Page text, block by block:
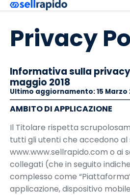
Integrations
Offer
English
Customer support
Login
Privacy
Informativa sulla
maggio 2018
Ultimo aggiornamento: 15 Marzo
AMBITO DI APPLICAZIONE
Il Titolare rispetta
tutti gli utenti che accedono al
www.www.sellrapido.com o ai
collegati (che in seguito
complesso come
applicazione, dispositivo